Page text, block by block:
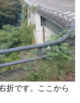
折です。ここから